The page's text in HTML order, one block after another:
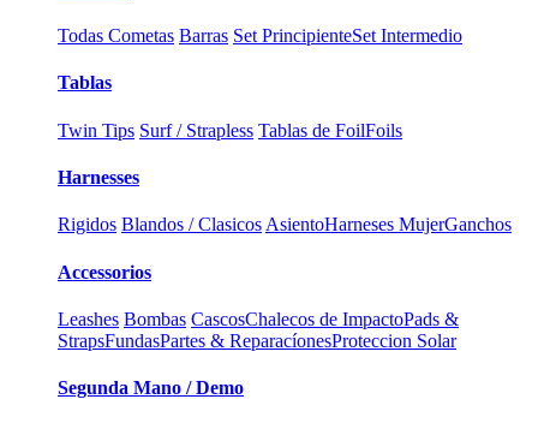
Todas Cometas Barras Set PrincipienteSet Intermedio
Tablas
Twin Tips Surf / Strapless Tablas de FoilFoils
Harnesses
Rigidos Blandos / Clasicos AsientoHarneses MujerGanchos
Accessorios
Leashes Bombas CascosChalecos de ImpactoPads &
StrapsFundasPartes & ReparacíonesProteccion Solar
Segunda Mano / Demo